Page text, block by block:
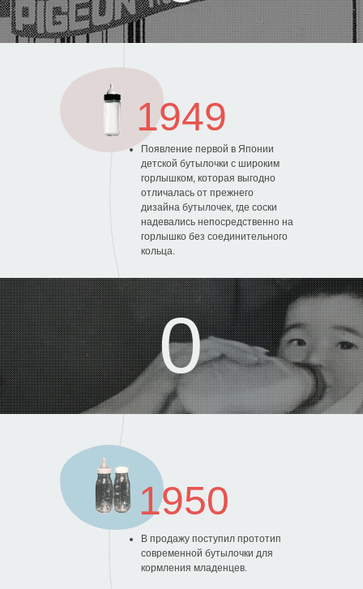
1949
Появление первой в Японии
детской бутылочки с широким
горлышком, которая выгодно
отличалась от прежнего
дизайна бутылочек, где соски
надевались непосредственно на
горлышко без соединительного
кольца.
0
1950
В продажу поступил прототип
современной бутылочки для
кормления младенцев.